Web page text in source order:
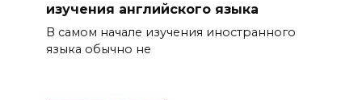
изучения английского языка
В самом начале изучения иностранного
языка обычно не